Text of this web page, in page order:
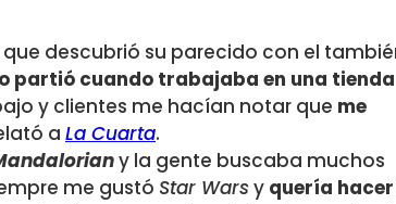
que descubrió su parecido con el
partió cuando trabajaba en una tienda
y clientes me hacían notar que me
a La Cuarta.
y la gente buscaba muchos
me gustó Star Warsy quería hacer